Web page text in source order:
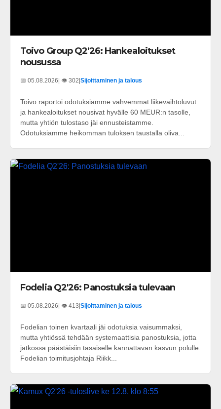
Toivo Group Q2'26: Hankealoitukset
nousussa
📅 05.08.2026 | 👁️ 302 Sijoittaminen ja talous
Toivo raportoi odotuksiamme vahvemmat liikevaihtoluvut
ja hankealoitukset nousivat hyvälle 60 MEUR:n tasolle,
mutta yhtiön tulostaso jäi ennusteistamme.
Odotuksiamme heikomman tuloksen taustalla oliva...
Fodelia Q2'26: Panostuksia tulevaan
📅 05.08.2026| 👁️ 413|Sijoittaminen ja talous
Fodelian toinen kvartaali jäi odotuksia vaisummaksi,
mutta yhtiössä tehdään systemaattisia panostuksia, jotta
jatkossa päästäisiin tasaiselle kannattavan kasvun polulle.
Fodelian toimitusjohtaja Riikk...